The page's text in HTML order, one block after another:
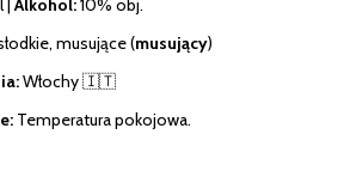
|Alkohol:10% obj.
musujące (musujący)
Włochy 🇮🇹
Temperatura pokojowa.